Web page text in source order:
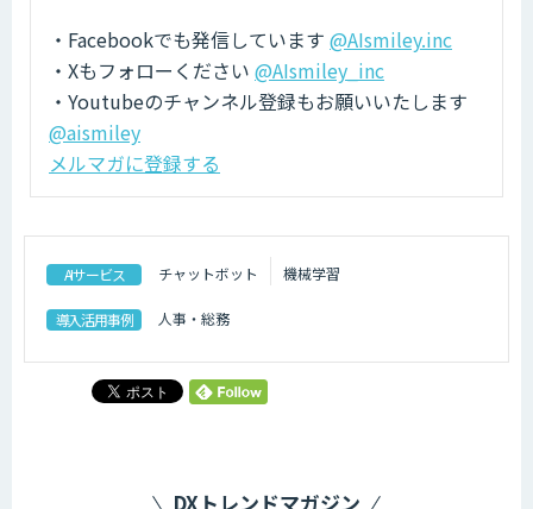
・Facebookでも発信しています @AIsmiley.inc
・Xもフォローください @AIsmiley_inc
・Youtubeのチャンネル登録もお願いいたします
@aismiley
メルマガに登録する
AIサービス チャットボット 機械学習
導入活用事例 人事・総務
DXトレンドマガジン